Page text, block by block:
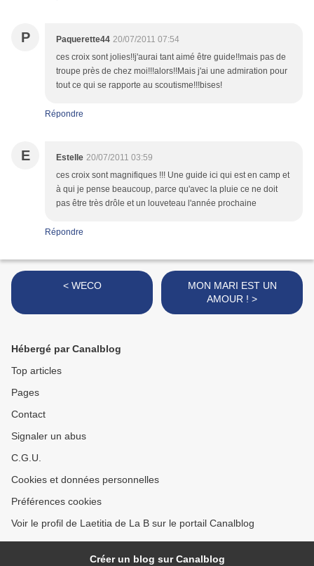
P Paquerette44 20/07/2011 07:54
ces croix sont jolies!!j'aurai tant aimé être guide!!mais pas de
troupe près de chez moi!!!alors!!Mais j'ai une admiration pour
tout ce qui se rapporte au scoutisme!!!bises!
Répondre
E Estelle 20/07/2011 03:59
ces croix sont magnifiques !!! Une guide ici qui est en camp et
à qui je pense beaucoup, parce qu'avec la pluie ce ne doit
pas être très drôle et un louveteau l'année prochaine
Répondre
< WECO
MON MARI EST UN
AMOUR ! >
Hébergé par Canalblog
Top articles
Pages
Contact
Signaler un abus
C.G.U.
Cookies et données personnelles
Préférences cookies
Voir le profil de Laetitia de La B sur le portail Canalblog
Créer un blog sur Canalblog